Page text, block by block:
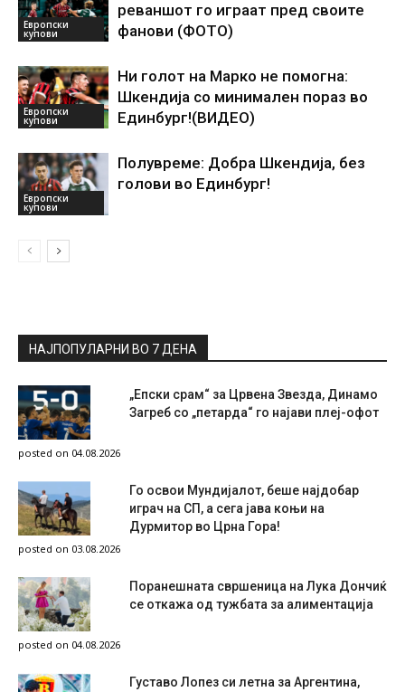
Европски
купови
реваншот го играат пред своите
фанови (ФОТО)
Европски
купови
Ни голот на Марко не помогна:
Шкендија со минимален пораз во
Единбург!(ВИДЕО)
Европски
купови
Полувреме: Добра Шкендија, без
голови во Единбург!
НАЈПОПУЛАРНИ ВО 7 ДЕНА
„Епски срам“ за Црвена Звезда, Динамо
Загреб со „петарда“ го најави плеј-офот
posted on 04.08.2026
Го освои Мундијалот, беше најдобар
играч на СП, а сега јава коњи на
Дурмитор во Црна Гора!
posted on 03.08.2026
Поранешната свршеница на Лука Дончиќ
се откажа од тужбата за алиментација
posted on 04.08.2026
Густаво Лопез си летна за Аргентина,